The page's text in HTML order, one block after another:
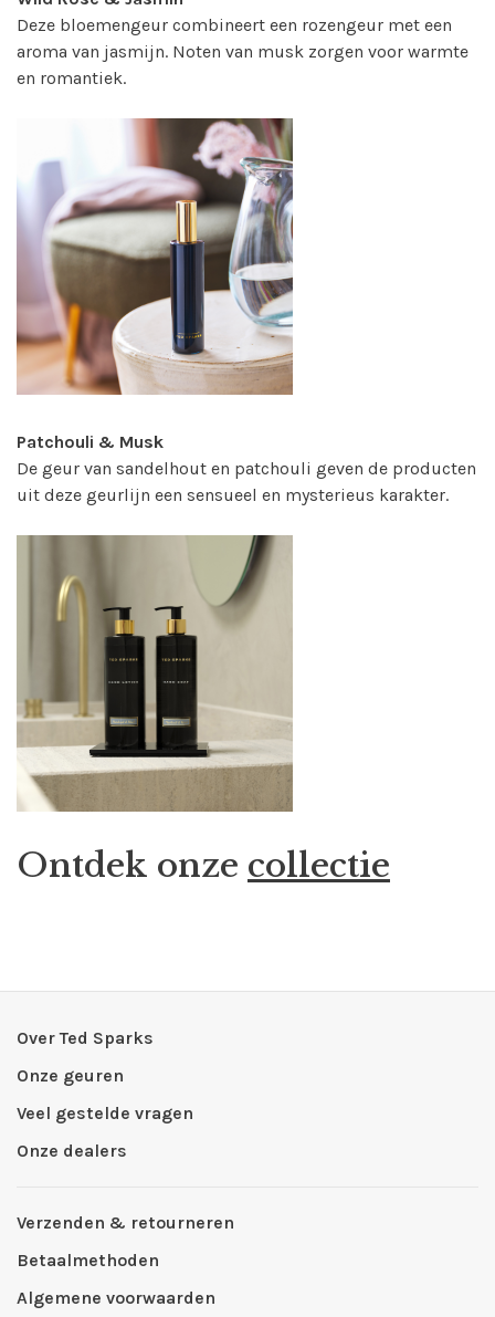
Deze bloemengeur combineert een rozengeur met een
aroma van jasmijn. Noten van musk zorgen voor warmte
en romantiek.
Patchouli & Musk
De geur van sandelhout en patchouli geven de producten
uit deze geurlijn een sensueel en mysterieus karakter.
Ontdek onze collectie
Over Ted Sparks
Onze geuren
Veel gestelde vragen
Onze dealers
Verzenden & retourneren
Betaalmethoden
Algemene voorwaarden